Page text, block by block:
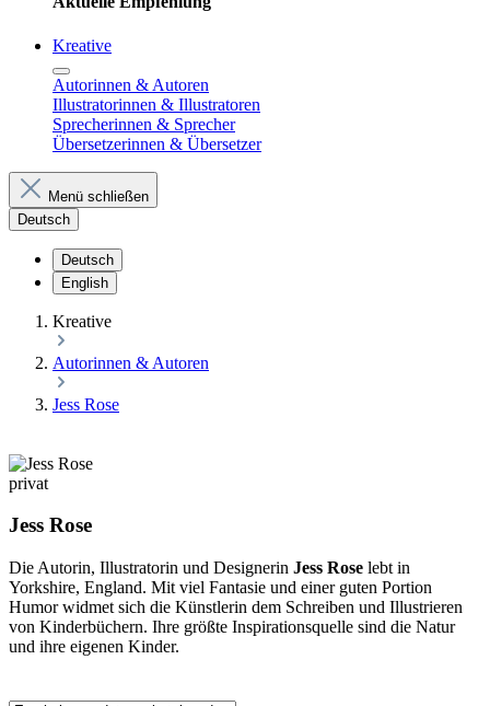
Kreative
Autorinnen & Autoren
Illustratorinnen & Illustratoren
Sprecherinnen & Sprecher
Übersetzerinnen & Übersetzer
Menü schließen
Deutsch
Deutsch
English
Kreative
Autorinnen & Autoren
Jess Rose
privat
Jess Rose
Die Autorin, Illustratorin und Designerin Jess Rose lebt in
Yorkshire, England. Mit viel Fantasie und einer guten Portion
Humor widmet sich die Künstlerin dem Schreiben und Illustrieren
von Kinderbüchern. Ihre größte Inspirationsquelle sind die Natur
und ihre eigenen Kinder.